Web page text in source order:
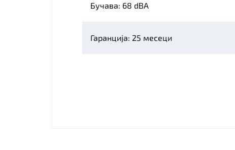
Бучава: 68 dBA
Гаранција: 25 месеци